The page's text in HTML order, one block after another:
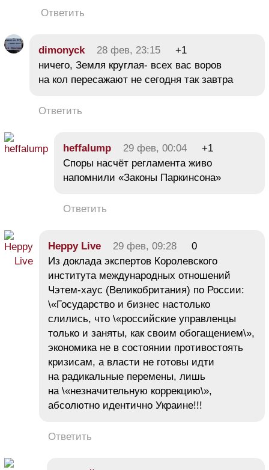
Ответить
dimonyck 28 фев, 23:15
+1
ничего, Земля круглая- всех вас воров
на кол пересажают не сегодня так завтра
Ответить
heffalump 29 фев, 00:04
+1
Споры насчёт регламента живо
напомнили «Законы Паркинсона»
Ответить
Heppy Live 29 фев, 09:28
0
Из доклада экспертов Королевского
института международных отношений
Чэтем-хаус (Великобритания) по России:
\«Государство и бизнес настолько
слились, что \«российские управленцы
только и заняты, как своим обогащением\»,
экономика не в состоянии противостоять
кризисам, а власти не готовы идти
на радикальные перемены, лишь
на \«незначительную коррекцию\»,
абсолютно идентично Украине!!!
Ответить